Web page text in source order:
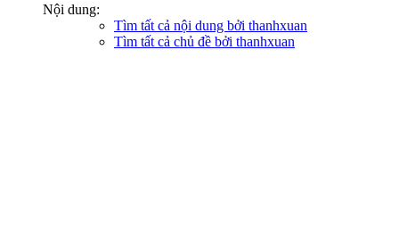
Nội dung:
Tìm tất cả nội dung bởi thanhxuan
Tìm tất cả chủ đề bởi thanhxuan